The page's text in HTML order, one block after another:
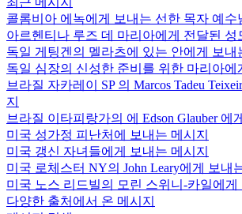
콜롬비아 에녹에게 보내는 선한 목자 예수
아르헨티나 루즈 데 마리아에게 전달된 성
독일 게팅겐의 멜라츠에 있는 안에게 보내
독일 심장의 신성한 준비를 위한 마리아에
브라질 자카레이 SP 의 Marcos Tadeu
지
브라질 이타피랑가의 에 Edson Glauber 에
미국 성가정 피난처에 보내는 메시지
미국 갱신 자녀들에게 보내는 메시지
미국 로체스터 NY의 John Leary에게 보내
미국 노스 리드빌의 모린 스위니-카일에게
다양한 출처에서 온 메시지